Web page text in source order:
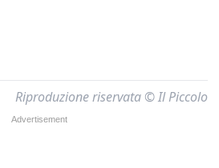
Riproduzione riservata © Il Piccolo